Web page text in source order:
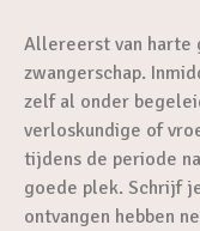
Allereerst van
zwangerschap.
zelf al onder
verloskundige of
tijdens de periode
goede plek. Schrijf
ontvangen hebben